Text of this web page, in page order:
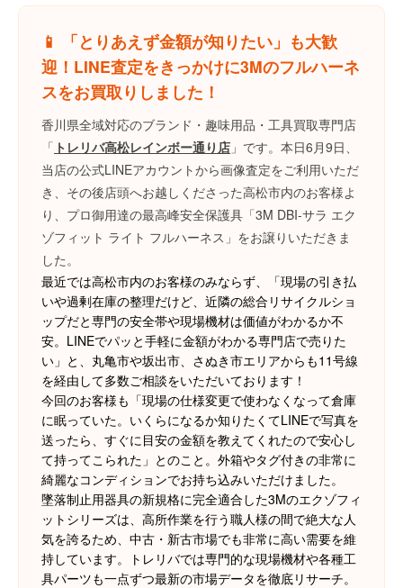
📱 「とりあえず金額が知りたい」も大歓
迎！LINE査定をきっかけに3Mのフルハーネ
スをお買取りしました！
香川県全域対応のブランド・趣味用品・工具買取専門店
「 トレリバ高松レインボー通り店 」です。本日6月9日、
当店の公式LINEアカウントから画像査定をご利用いただ
き、その後店頭へお越しくださった高松市内のお客様よ
り、プロ御用達の最高峰安全保護具「3M DBI-サラ エク
ゾフィット ライト フルハーネス」をお譲りいただきま
した。
最近では高松市内のお客様のみならず、「現場の引き払
いや過剰在庫の整理だけど、近隣の総合リサイクルショ
ップだと専門の安全帯や現場機材は価値がわかるか不
安。LINEでパッと手軽に金額がわかる専門店で売りた
い」と、丸亀市や坂出市、さぬき市エリアからも11号線
を経由して多数ご相談をいただいております！
今回のお客様も「現場の仕様変更で使わなくなって倉庫
に眠っていた。いくらになるか知りたくてLINEで写真を
送ったら、すぐに目安の金額を教えてくれたので安心し
て持ってこられた」とのこと。外箱やタグ付きの非常に
綺麗なコンディションでお持ち込みいただけました。
墜落制止用器具の新規格に完全適合した3Mのエクゾフィ
ットシリーズは、高所作業を行う職人様の間で絶大な人
気を誇るため、中古・新古市場でも非常に高い需要を維
持しています。トレリバでは専門的な現場機材や各種工
具パーツも一点ずつ最新の市場データを徹底リサーチ。